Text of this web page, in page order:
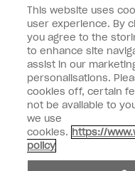
OPI
個人情報の取り扱い
facebookinstagram
個人情報を共有または販売しないで
This website uses
user experience. By
you agree to the
to enhance site
assist in our
personalisations.
cookies off, certain
not be available to
we use
cookies. https://
policy